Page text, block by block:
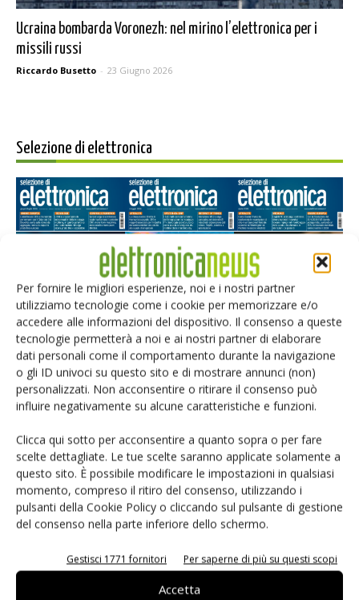
Per fornire le migliori esperienze, noi e i nostri partner
utilizziamo tecnologie come i cookie per memorizzare e/o
accedere alle informazioni del dispositivo. Il consenso a queste
tecnologie permetterà a noi e ai nostri partner di elaborare
dati personali come il comportamento durante la navigazione
o gli ID univoci su questo sito e di mostrare annunci (non)
personalizzati. Non acconsentire o ritirare il consenso può
influire negativamente su alcune caratteristiche e funzioni.
Clicca qui sotto per acconsentire a quanto sopra o per fare
scelte dettagliate. Le tue scelte saranno applicate solamente a
questo sito. È possibile modificare le impostazioni in qualsiasi
momento, compreso il ritiro del consenso, utilizzando i
pulsanti della Cookie Policy o cliccando sul pulsante di gestione
del consenso nella parte inferiore dello schermo.
Gestisci 1771 fornitori Per saperne di più su questi scopi
Accetta
Ucraina bombarda Voronezh: nel mirino l’elettronica per i
missili russi
Riccardo Busetto - 23 Giugno 2026
Selezione di elettronica
Edicola web
PCB Magazine
Edicola web